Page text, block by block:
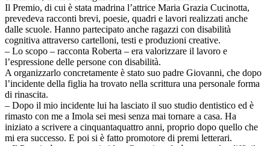
Il Premio, di cui è stata madrina l’attrice Maria Grazia Cucinotta,
prevedeva racconti brevi, poesie, quadri e lavori realizzati anche
dalle scuole. Hanno partecipato anche ragazzi con disabilità
cognitiva attraverso cartelloni, testi e produzioni creative.
– Lo scopo – racconta Roberta – era valorizzare il lavoro e
l’espressione delle persone con disabilità.
A organizzarlo concretamente è stato suo padre Giovanni, che dopo
l’incidente della figlia ha trovato nella scrittura una personale forma
di rinascita.
– Dopo il mio incidente lui ha lasciato il suo studio dentistico ed è
rimasto con me a Imola sei mesi senza mai tornare a casa. Ha
iniziato a scrivere a cinquantaquattro anni, proprio dopo quello che
mi era successo. E poi si è fatto promotore di premi letterari.